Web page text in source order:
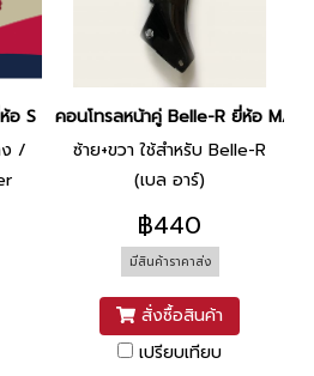
อ SBT (แดง)
ง /
ค
วา
คอนโทรลหน้าคู่ Belle-R ยี่ห้อ
ซ้าย+ขวา ใช้สำหรับ Belle-R
(เบล อาร์)
฿440
มีสินค้าราคาส่ง
สั่งซื้อสินค้า
เปรียบเทียบ